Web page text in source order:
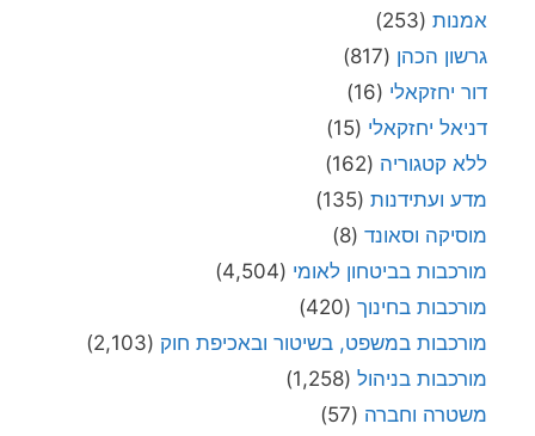
אמנות (253)
גרשון הכהן (817)
דור יחזקאלי (16)
דניאל יחזקאלי (15)
ללא קטגוריה (162)
מדע ועתידנות (135)
מוסיקה וסאונד (8)
מורכבות בביטחון לאומי (4,504)
מורכבות בחינוך (420)
מורכבות במשפט, בשיטור ובאכיפת חוק (2,103)
מורכבות בניהול (1,258)
משטרה וחברה (57)